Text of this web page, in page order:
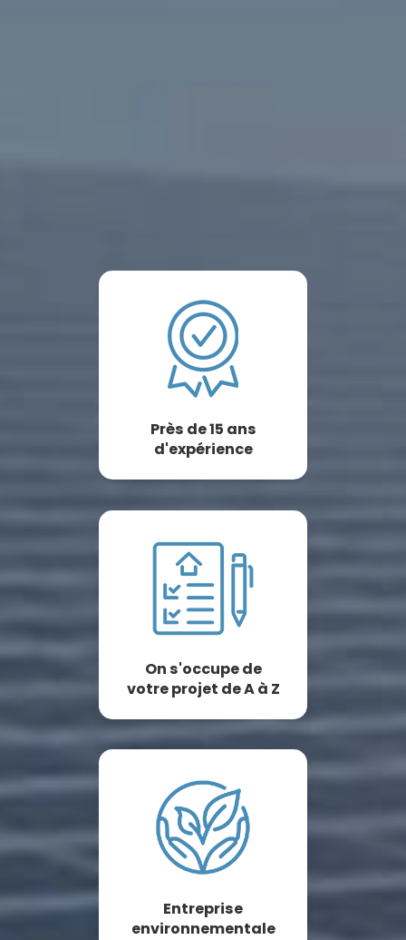
Près de 15 ans
d'expérience
On s'occupe de
votre projet de A à Z
Entreprise
environnementale